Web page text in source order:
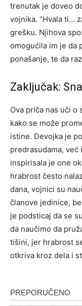
trenutak je doveo
vojnika. “Hvala ti…
grešku. Njihova
omogućila im je da
ponašanje, te da
Zaključak:
Ova priča nas uči o
kako se može
istine. Devojka je
predrasudama, već
inspirisala je one
hrabrost često
dana, vojnici su
članove jedinice,
je podsticaj da se
da naučimo da
tišini, jer hrabrost
otkriva kroz dela i